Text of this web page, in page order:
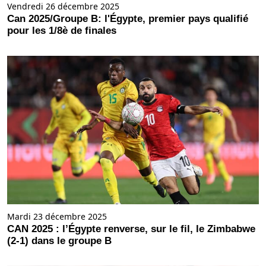
Vendredi 26 décembre 2025
Can 2025/Groupe B: l'Égypte, premier pays qualifié
pour les 1/8è de finales
Mardi 23 décembre 2025
CAN 2025 : l’Égypte renverse, sur le fil, le Zimbabwe
(2-1) dans le groupe B